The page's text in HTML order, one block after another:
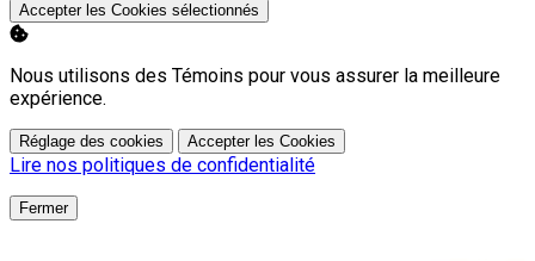
Accepter les Cookies sélectionnés
Nous utilisons des Témoins pour vous assurer la meilleure
expérience.
Réglage des cookies Accepter les Cookies
Lire nos politiques de confidentialité
Fermer